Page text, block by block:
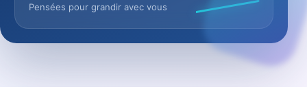
Pensées pour grandir avec vous